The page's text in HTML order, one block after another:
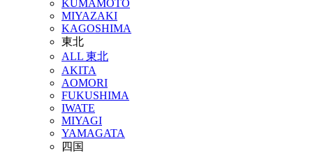
KUMAMOTO
MIYAZAKI
KAGOSHIMA
東北
ALL 東北
AKITA
AOMORI
FUKUSHIMA
IWATE
MIYAGI
YAMAGATA
四国